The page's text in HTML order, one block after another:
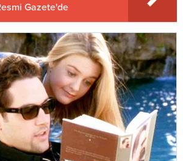
Gazete'de